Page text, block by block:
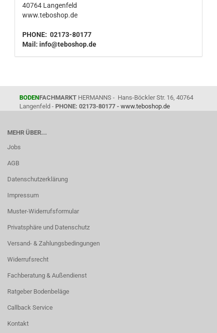
40764 Langenfeld
www.teboshop.de
PHONE: 02173-80177
Mail: info@teboshop.de
BODENFACHMARKT HERMANNS - Hans-Böckler Str. 16, 40764
Langenfeld - PHONE: 02173-80177 - www.teboshop.de
MEHR ÜBER...
Jobs
AGB
Datenschutzerklärung
Impressum
Muster-Widerrufsformular
Privatsphäre und Datenschutz
Versand- & Zahlungsbedingungen
Widerrufsrecht
Fachberatung & Außendienst
Ratgeber Bodenbeläge
Callback Service
Kontakt